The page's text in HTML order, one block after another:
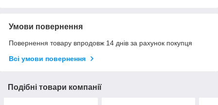
Умови повернення
Повернення товару впродовж 14 днів за рахунок покупця
Всі умови повернення
Подібні товари компанії